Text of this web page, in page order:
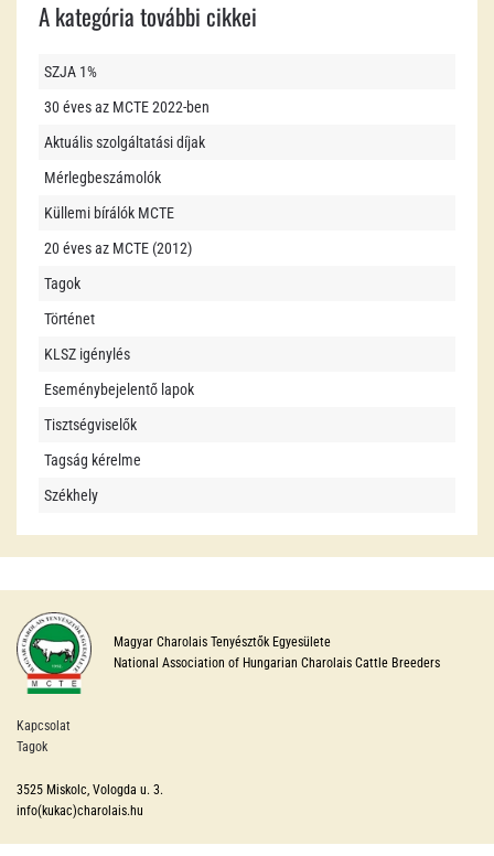
A kategória további cikkei
SZJA 1%
30 éves az MCTE 2022-ben
Aktuális szolgáltatási díjak
Mérlegbeszámolók
Küllemi bírálók MCTE
20 éves az MCTE (2012)
Tagok
Történet
KLSZ igénylés
Eseménybejelentő lapok
Tisztségviselők
Tagság kérelme
Székhely
Magyar Charolais Tenyésztők Egyesülete
National Association of Hungarian Charolais Cattle Breeders
Kapcsolat
Tagok
3525 Miskolc, Vologda u. 3.
info(kukac)charolais.hu